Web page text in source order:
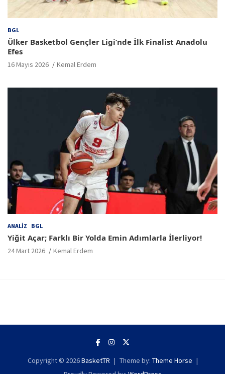
BGL
Ülker Basketbol Gençler Ligi’nde İlk Finalist Anadolu
Efes
16 Mayıs 2026 Kemal Erdem
ANALIZ BGL
Yiğit Açar; Farklı Bir Yolda Emin Adımlarla İlerliyor!
24 Mart 2026 Kemal Erdem
Copyright © 2026BasketTR Theme by: Theme Horse